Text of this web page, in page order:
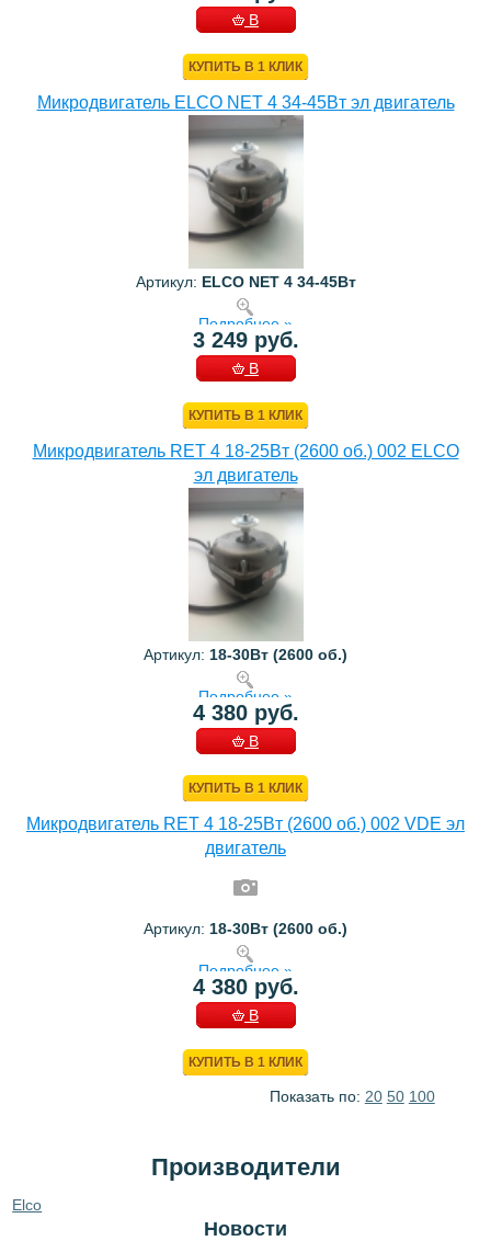
В
КУПИТЬ В 1 КЛИК
Микродвигатель ELCO NET 4 34-45Bт эл двигатель
Артикул: ELCO NET 4 34-45Bт
Подробнее »
3 249 руб.
В
КУПИТЬ В 1 КЛИК
Микродвигатель RET 4 18-25Bт (2600 об.) 002 ELCO
эл двигатель
Артикул: 18-30Bт (2600 об.)
Подробнее »
4 380 руб.
В
КУПИТЬ В 1 КЛИК
Микродвигатель RET 4 18-25Bт (2600 об.) 002 VDE эл
двигатель
Артикул: 18-30Bт (2600 об.)
Подробнее »
4 380 руб.
В
КУПИТЬ В 1 КЛИК
Показать по: 20 50 100
Производители
Elco
Новости